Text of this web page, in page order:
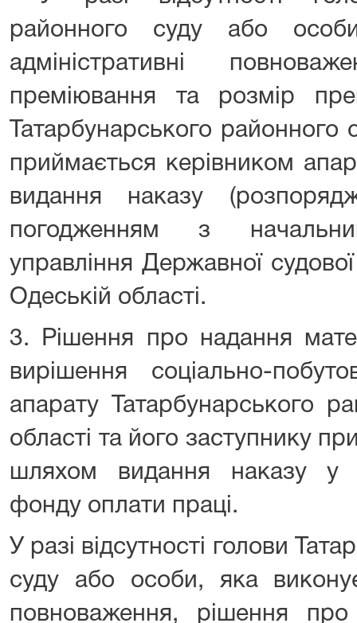
районного суду або
адміністративні
преміювання та розмір
Татарбунарського районного
приймається керівником
видання наказу
погодженням з
управління Державної судової
Одеській області.
3. Рішення про надання
вирішення соціально-
апарату Татарбунарського
області та його заступнику
шляхом видання наказу у
фонду оплати праці.
У разі відсутності голови
суду або особи, яка
повноваження, рішення про